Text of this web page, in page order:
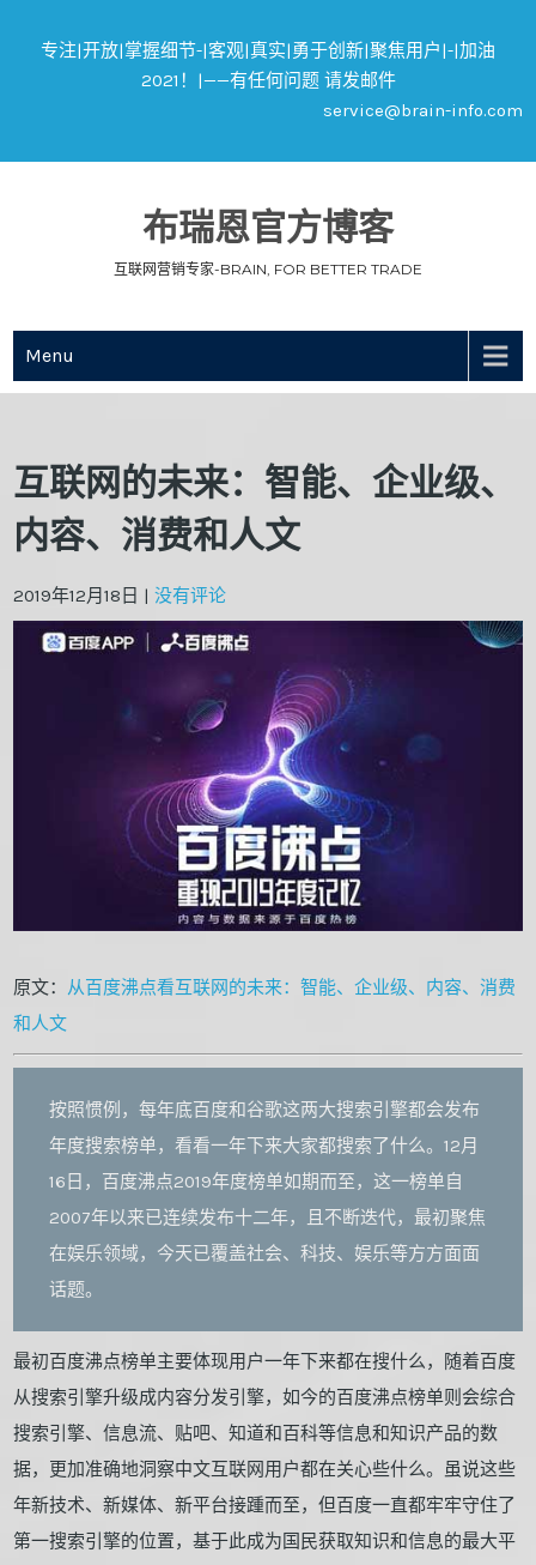
专注|开放|掌握细节-|客观|真实|勇于创新|聚焦用户|-|加油
2021！|——有任何问题 请发邮件
service@brain-info.com
布瑞恩官方博客
互联网营销专家-BRAIN, FOR BETTER TRADE
Menu
互联网的未来：智能、企业级、
内容、消费和人文
2019年12月18日 |没有评论
原文： 从百度沸点看互联网的未来：智能、企业级、内容、消费
和人文
按照惯例，每年底百度和谷歌这两大搜索引擎都会发布
年度搜索榜单，看看一年下来大家都搜索了什么。12月
16日，百度沸点2019年度榜单如期而至，这一榜单自
2007年以来已连续发布十二年，且不断迭代，最初聚焦
在娱乐领域，今天已覆盖社会、科技、娱乐等方方面面
话题。
最初百度沸点榜单主要体现用户一年下来都在搜什么，随着百度
从搜索引擎升级成内容分发引擎，如今的百度沸点榜单则会综合
搜索引擎、信息流、贴吧、知道和百科等信息和知识产品的数
据，更加准确地洞察中文互联网用户都在关心些什么。虽说这些
年新技术、新媒体、新平台接踵而至，但百度一直都牢牢守住了
第一搜索引擎的位置，基于此成为国民获取知识和信息的最大平